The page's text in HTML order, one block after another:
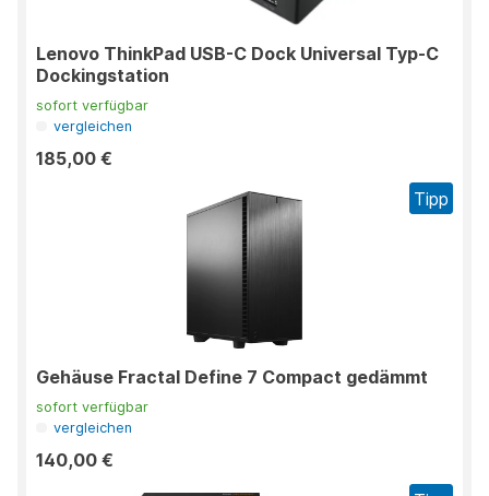
Lenovo ThinkPad USB-C Dock Universal Typ-C
Dockingstation
sofort verfügbar
vergleichen
185,00 €
Tipp
Gehäuse Fractal Define 7 Compact gedämmt
sofort verfügbar
vergleichen
140,00 €